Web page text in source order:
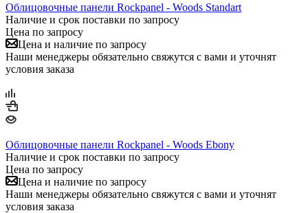
Облицовочные панели Rockpanel - Woods Standart
Наличие и срок поставки по запросу
Цена по запросу
Цена и наличие по запросу
Наши менеджеры обязательно свяжутся с вами и уточнят
условия заказа
Облицовочные панели Rockpanel - Woods Ebony
Наличие и срок поставки по запросу
Цена по запросу
Цена и наличие по запросу
Наши менеджеры обязательно свяжутся с вами и уточнят
условия заказа